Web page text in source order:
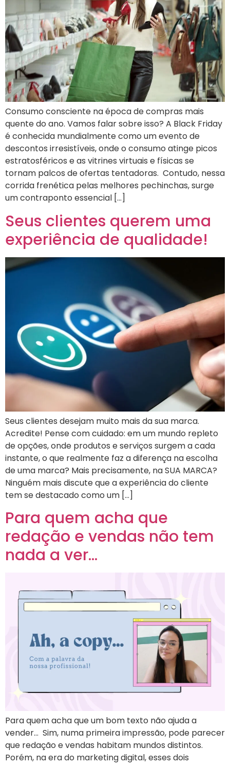
Consumo consciente na época de compras mais
quente do ano. Vamos falar sobre isso? A Black Friday
é conhecida mundialmente como um evento de
descontos irresistíveis, onde o consumo atinge picos
estratosféricos e as vitrines virtuais e físicas se
tornam palcos de ofertas tentadoras. Contudo, nessa
corrida frenética pelas melhores pechinchas, surge
um contraponto essencial […]
Seus clientes querem uma
experiência de qualidade!
Seus clientes desejam muito mais da sua marca.
Acredite! Pense com cuidado: em um mundo repleto
de opções, onde produtos e serviços surgem a cada
instante, o que realmente faz a diferença na escolha
de uma marca? Mais precisamente, na SUA MARCA?
Ninguém mais discute que a experiência do cliente
tem se destacado como um […]
Para quem acha que
redação e vendas não tem
nada a ver…
Para quem acha que um bom texto não ajuda a
vender… Sim, numa primeira impressão, pode parecer
que redação e vendas habitam mundos distintos.
Porém, na era do marketing digital, esses dois